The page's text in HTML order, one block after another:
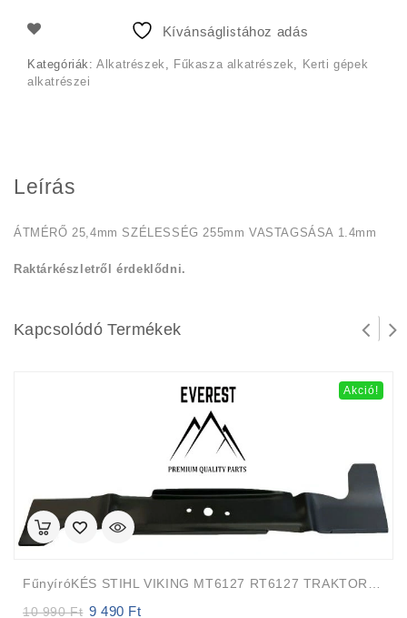
5
Kívánságlistához adás
Kategóriák:Alkatrészek Fűkasza alkatrészek
Kerti gépek
alkatrészei
Leírás
ÁTMÉRŐ 25,4mm SZÉLESSÉG 255mm VASTAGSÁSA 1.4mm
Raktárkészletről érdeklődni.
Kapcsolódó Termékek
Akció!
FűnyíróKÉS STIHL VIKING MT6127 RT6127 TRAKTOR 125cm EVEREST
10 990Ft Original
9 490 Ft